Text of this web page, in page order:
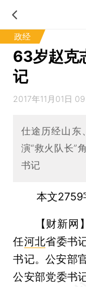
政经
63岁赵克
记
2017年11月01日
仕途历经山东
演“救火队长”
书记
本文2759
【财新网
任河北省委书
书记。公安部
公安部党委书